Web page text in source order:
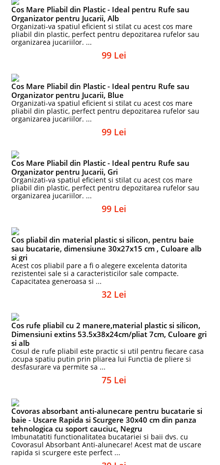
Cos Mare Pliabil din Plastic - Ideal pentru Rufe sau
Organizator pentru Jucarii, Alb
Organizati-va spatiul eficient si stilat cu acest cos mare
pliabil din plastic, perfect pentru depozitarea rufelor sau
organizarea jucariilor. ...
99 Lei
Cos Mare Pliabil din Plastic - Ideal pentru Rufe sau
Organizator pentru Jucarii, Blue
Organizati-va spatiul eficient si stilat cu acest cos mare
pliabil din plastic, perfect pentru depozitarea rufelor sau
organizarea jucariilor. ...
99 Lei
Cos Mare Pliabil din Plastic - Ideal pentru Rufe sau
Organizator pentru Jucarii, Gri
Organizati-va spatiul eficient si stilat cu acest cos mare
pliabil din plastic, perfect pentru depozitarea rufelor sau
organizarea jucariilor. ...
99 Lei
Cos pliabil din material plastic si silicon, pentru baie
sau bucatarie, dimensiune 30x27x15 cm , Culoare alb
si gri
Acest cos pliabil pare a fi o alegere excelenta datorita
rezistentei sale si a caracteristicilor sale compacte.
Capacitatea generoasa si ...
32 Lei
Cos rufe pliabil cu 2 manere,material plastic si silicon,
Dimensiuni extins 53.5x38x24cm/pliat 7cm, Culoare gri
si alb
Cosul de rufe pliabil este practic si util pentru fiecare casa
,ocupa spatiu putin prin pliarea lui Functia de pliere si
desfasurare va permite sa ...
75 Lei
Covoras absorbant anti-alunecare pentru bucatarie si
baie - Uscare Rapida si Scurgere 30x40 cm din panza
tehnologica cu soport cauciuc, Negru
Imbunatatiti functionalitatea bucatariei si baii dvs. cu
Covorasul Absorbant Anti-alunecare! Acest mat de uscare
rapida si scurgere este perfect ...